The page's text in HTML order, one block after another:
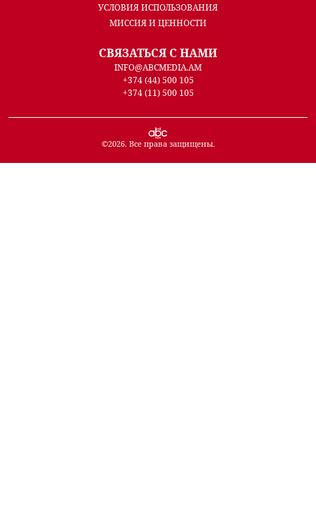
УСЛОВИЯ ИСПОЛЬЗОВАНИЯ
МИССИЯ И ЦЕННОСТИ
СВЯЗАТЬСЯ С НАМИ
INFO@ABCMEDIA.AM
+374 (44) 500 105
+374 (11) 500 105
©2026. Все права защищены.